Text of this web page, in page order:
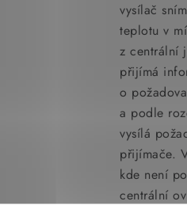
vysílač
teplotu v
z centrální
přijímá
o
a podle
vysílá
přijímače.
kde není
centrální